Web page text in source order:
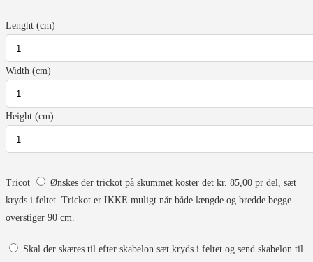
Lenght (cm)
Width (cm)
Height (cm)
Tricot
Ønskes der trickot på skummet koster det kr. 85,00 pr del, sæt
kryds i feltet. Trickot er IKKE muligt når både længde og bredde begge
overstiger 90 cm.
Skal der skæres til efter skabelon sæt kryds i feltet og send skabelon til